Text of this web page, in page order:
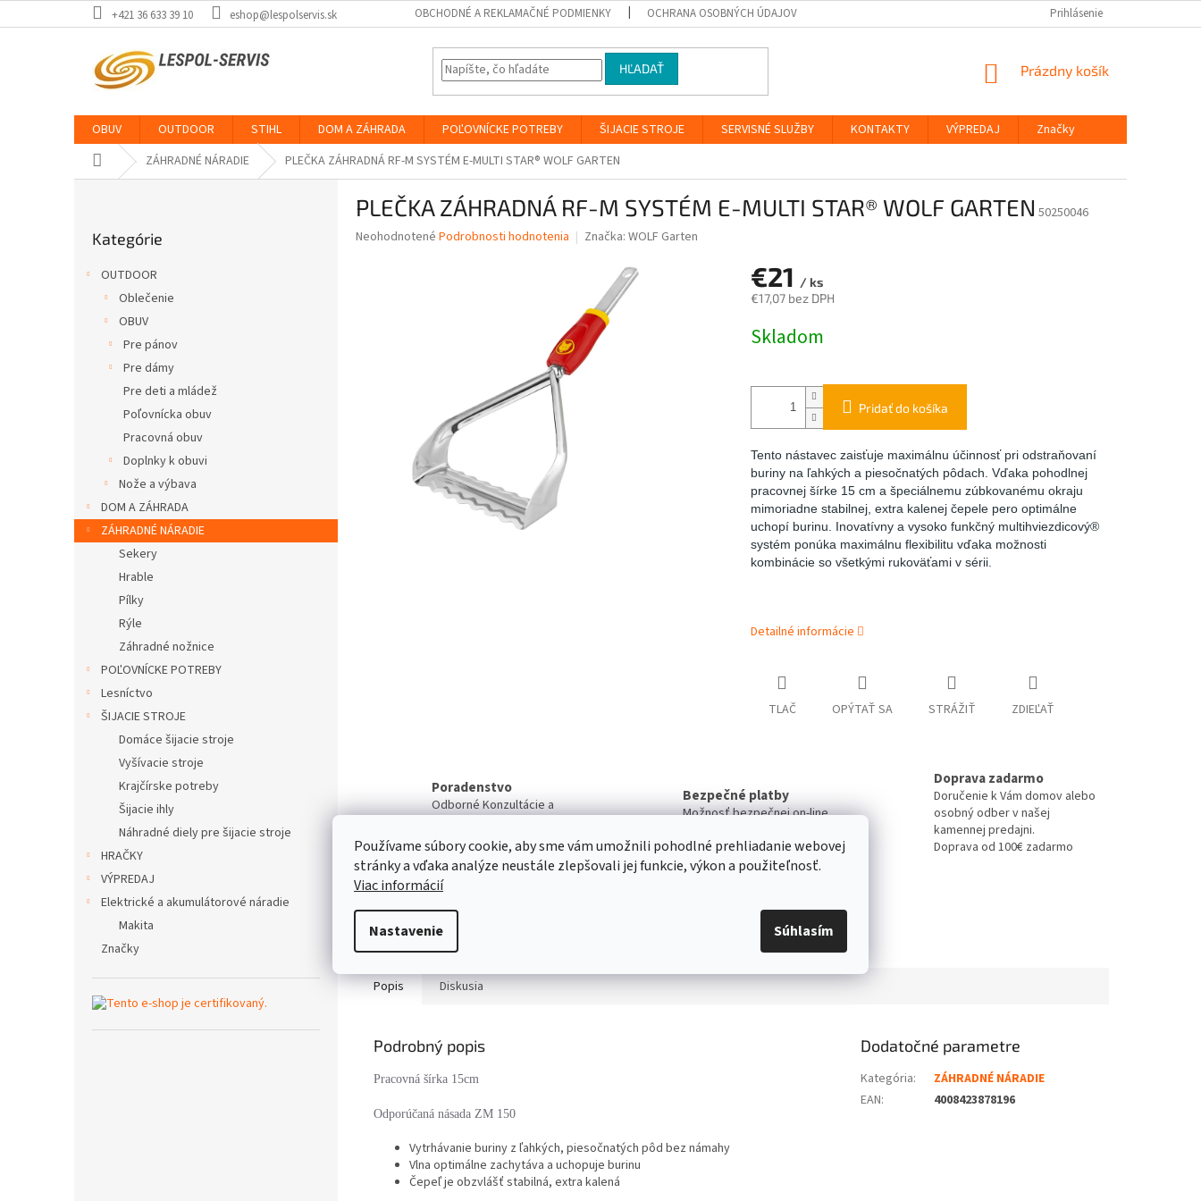
Používame súbory cookie, aby sme vám umožnili pohodlné prehliadanie webovej
stránky a vďaka analýze neustále zlepšovali jej funkcie, výkon a použiteľnosť.
Viac informácií
Nastavenie Súhlasím
na
+421 36 633 39 10 eshop@lespolservis.sk OBCHODNÉ A REKLAMAČNÉ PODMIENKY OCHRANA OSOBNÝCH ÚDAJOV Prihlásenie
HĽADAŤ
NÁKUPNÝ
Prázdny košík
OBUV OUTDOOR STIHL DOM A ZÁHRADA POĽOVNÍCKE POTREBY ŠIJACIE STROJE SERVISNÉ SLUŽBY KONTAKTY VÝPREDAJ
Značky
Domov ZÁHRADNÉ NÁRADIE PLEČKA ZÁHRADNÁ RF-M SYSTÉM E-MULTI STAR® WOLF GARTEN
kategórie
Kategórie
OUTDOOR
Oblečenie
OBUV
Pre pánov
Pre dámy
Pre deti a mládež
Poľovnícka obuv
Pracovná obuv
Doplnky k obuvi
Nože a výbava
DOM A ZÁHRADA
ZÁHRADNÉ NÁRADIE
Sekery
Hrable
Pílky
Rýle
Záhradné nožnice
POĽOVNÍCKE POTREBY
Lesníctvo
ŠIJACIE STROJE
Domáce šijacie stroje
Vyšívacie stroje
Krajčírske potreby
Šijacie ihly
Náhradné diely pre šijacie stroje
HRAČKY
VÝPREDAJ
Elektrické a akumulátorové náradie
Makita
Značky
PLEČKA ZÁHRADNÁ RF-M SYSTÉM E-MULTI STAR® WOLF GARTEN 50250046
Priemerné
Neohodnotené Podrobnosti hodnotenia Značka: WOLF Garten
€21 / ks
€17,07 bez DPH
cena:
Skladom
Pridať do košíka
Tento nástavec zaisťuje maximálnu účinnosť pri odstraňovaní
buriny na ľahkých a piesočnatých pôdach. Vďaka pohodlnej
pracovnej šírke 15 cm a špeciálnemu zúbkovanému okraju
mimoriadne stabilnej, extra kalenej čepele pero optimálne
uchopí burinu. Inovatívny a vysoko funkčný multihviezdicový®
systém ponúka maximálnu flexibilitu vďaka možnosti
kombinácie so všetkými rukoväťami v sérii.
Detailné informácie
TLAČ OPÝTAŤ SA STRÁŽIŤ ZDIEĽAŤ
Poradenstvo
Odborné Konzultácie a
produktov
Bezpečné platby
Možnosť bezpečnej on-line
Doprava zadarmo
Doručenie k Vám domov alebo
osobný odber v našej
kamennej predajni.
Doprava od 100€ zadarmo
Servis
Popis Diskusia
Podrobný popis
Pracovná šírka 15cm
Odporúčaná násada ZM 150
Vytrhávanie buriny z ľahkých, piesočnatých pôd bez námahy
Vlna optimálne zachytáva a uchopuje burinu
Čepeľ je obzvlášť stabilná, extra kalená
Dodatočné parametre
Kategória:
ZÁHRADNÉ NÁRADIE
EAN: 4008423878196